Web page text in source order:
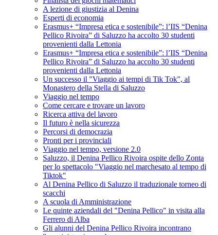
A lezione di giustizia al Denina
Esperti di economia
Erasmus+ “Impresa etica e sostenibile”: l’IIS “Denina
Pellico Rivoira” di Saluzzo ha accolto 30 studenti
provenienti dalla Lettonia
Erasmus+ “Impresa etica e sostenibile”: l’IIS “Denina
Pellico Rivoira” di Saluzzo ha accolto 30 studenti
provenienti dalla Lettonia
Un successo il "Viaggio ai tempi di Tik Tok", al
Monastero della Stella di Saluzzo
Viaggio nel tempo
Come cercare e trovare un lavoro
Ricerca attiva del lavoro
Il futuro è nella sicurezza
Percorsi di democrazia
Pronti per i provinciali
Viaggio nel tempo, versione 2.0
Saluzzo, il Denina Pellico Rivoira ospite dello Zonta
per lo spettacolo "Viaggio nel marchesato al tempo di
Tiktok"
Al Denina Pellico di Saluzzo il traduzionale torneo di
scacchi
A scuola di Amministrazione
Le quinte aziendali del "Denina Pellico" in visita alla
Ferrero di Alba
Gli alunni del Denina Pellico Rivoira incontrano